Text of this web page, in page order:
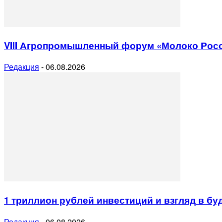
VIII Агропромышленный форум «Молоко
Редакция -06.08.2026
1 триллион рублей инвестиций и взгляд в